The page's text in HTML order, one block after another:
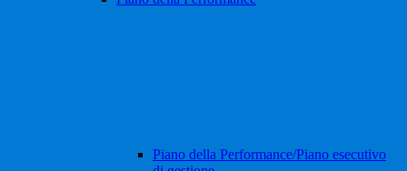
Piano della Performance/Piano esecutivo